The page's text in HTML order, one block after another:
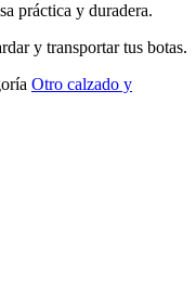
práctica y duradera.
y transportar tus botas.
Otro calzado y